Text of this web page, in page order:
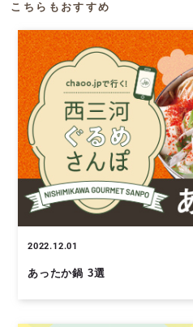
こちらもおすすめ
2022.12.01
あったか鍋 3選